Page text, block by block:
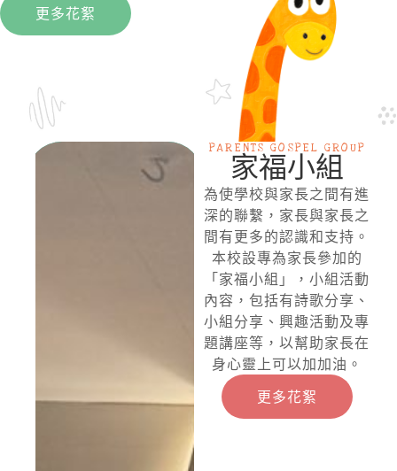
更多花絮
PARENTS GOSPEL GROUP
家福小組
為使學校與家長之間有進
深的聯繫，家長與家長之
間有更多的認識和支持。
本校設專為家長參加的
「家福小組」，小組活動
內容，包括有詩歌分享、
小組分享、興趣活動及專
題講座等，以幫助家長在
身心靈上可以加加油。
更多花絮